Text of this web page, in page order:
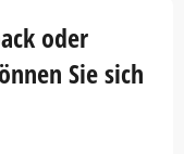
oder
Sie sich